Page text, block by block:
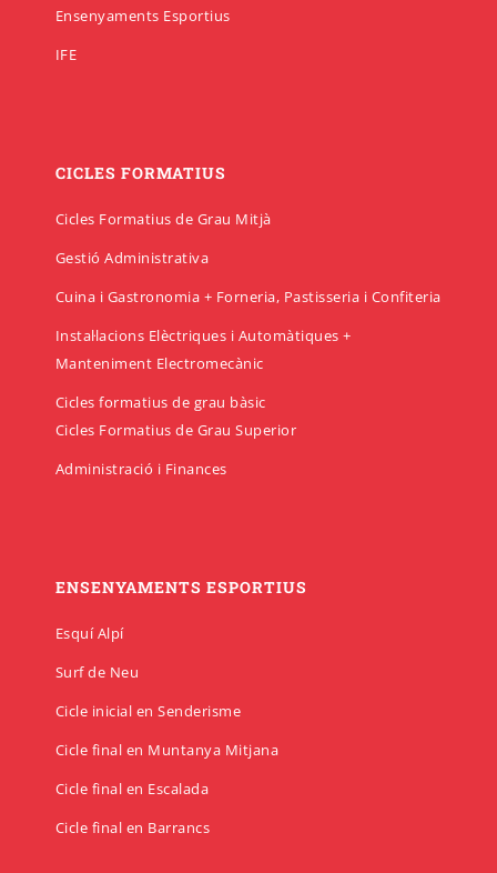
Ensenyaments Esportius
IFE
CICLES FORMATIUS
Cicles Formatius de Grau Mitjà
Gestió Administrativa
Cuina i Gastronomia + Forneria, Pastisseria i Confiteria
Instal·lacions Elèctriques i Automàtiques +
Manteniment Electromecànic
Cicles formatius de grau bàsic
Cicles Formatius de Grau Superior
Administració i Finances
ENSENYAMENTS ESPORTIUS
Esquí Alpí
Surf de Neu
Cicle inicial en Senderisme
Cicle final en Muntanya Mitjana
Cicle final en Escalada
Cicle final en Barrancs